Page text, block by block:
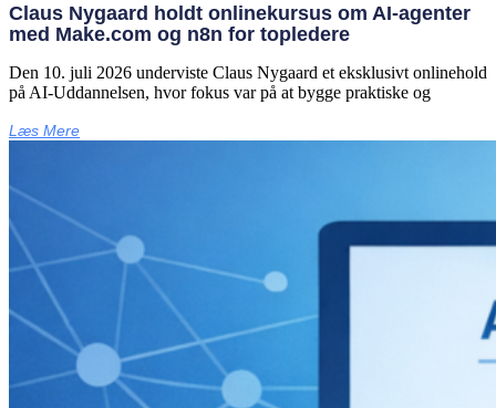
Claus Nygaard holdt onlinekursus om AI‑agenter
med Make.com og n8n for topledere
Den 10. juli 2026 underviste Claus Nygaard et eksklusivt onlinehold
på AI‑Uddannelsen, hvor fokus var på at bygge praktiske og
Læs Mere